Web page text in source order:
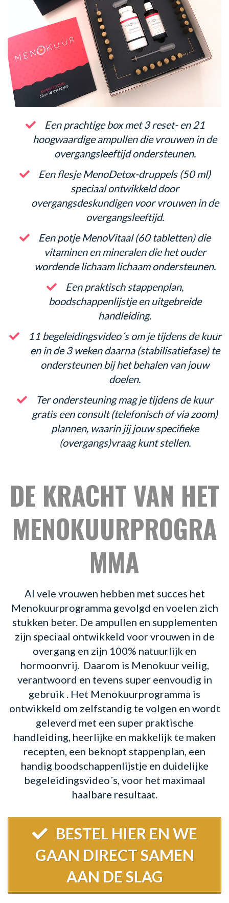
Een prachtige box met 3 reset- en 21
hoogwaardige ampullen die vrouwen in de
overgangsleeftijd ondersteunen.
​​Een flesje MenoDetox-druppels (50 ml)
speciaal ontwikkeld door
overgangsdeskundigen voor vrouwen in de
overgangsleeftijd.
​Een potje MenoVitaal (60 tabletten) die
vitaminen en mineralen die het ouder
wordende lichaam lichaam ondersteunen.
Een praktisch stappenplan,
boodschappenlijstje en uitgebreide
handleiding.
​11 begeleidingsvideo´s om je tijdens de kuur
en in de 3 weken daarna (stabilisatiefase) te
ondersteunen bij het behalen van jouw
doelen.
​Ter ondersteuning mag je tijdens de kuur
gratis een consult (telefonisch of via zoom)
plannen, waarin jij jouw specifieke
(overgangs)vraag kunt stellen.
DE KRACHT VAN HET
MENOKUURPROGRA
MMA​
Al vele vrouwen hebben met succes het
Menokuurprogramma gevolgd en voelen zich
stukken beter. De ampullen en supplementen
zijn speciaal ontwikkeld voor vrouwen in de
overgang en zijn 100% natuurlijk en
hormoonvrij. Daarom is Menokuur veilig,
verantwoord en tevens super eenvoudig in
gebruik . Het Menokuurprogramma is
ontwikkeld om zelfstandig te volgen en wordt
geleverd met een super praktische
handleiding, heerlijke en makkelijk te maken
recepten, een beknopt stappenplan, een
handig boodschappenlijstje en duidelijke
begeleidingsvideo´s, voor het maximaal
haalbare resultaat.
BESTEL HIER EN WE
GAAN DIRECT SAMEN
AAN DE SLAG